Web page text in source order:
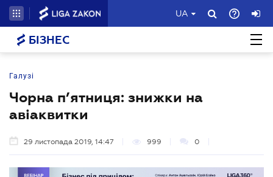
UA
БІЗНЕС
Галузі
Чорна п’ятниця: знижки на
авіаквитки
29 листопада 2019, 14:47 999 0